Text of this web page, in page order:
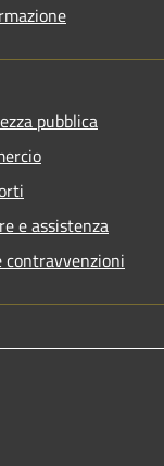
pubblica
e assistenza